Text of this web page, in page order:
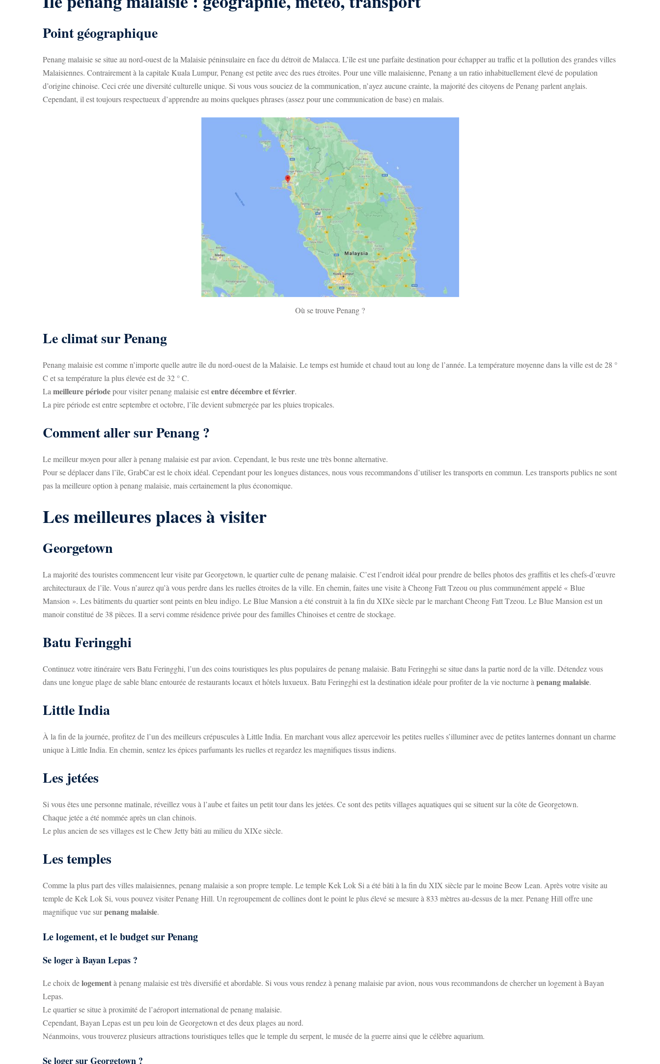
Point géographique
Penang malaisie se situe au nord-ouest de la Malaisie péninsulaire en face du détroit de Malacca. L’île est une parfaite destination pour échapper au traffic et la pollution des grandes villes
Malaisiennes. Contrairement à la capitale Kuala Lumpur, Penang est petite avec des rues étroites. Pour une ville malaisienne, Penang a un ratio inhabituellement élevé de population
d’origine chinoise. Ceci crée une diversité culturelle unique. Si vous vous souciez de la communication, n’ayez aucune crainte, la majorité des citoyens de Penang parlent anglais.
Cependant, il est toujours respectueux d’apprendre au moins quelques phrases (assez pour une communication de base) en malais.
Où se trouve Penang ?
Le climat sur Penang
Penang malaisie est comme n’importe quelle autre île du nord-ouest de la Malaisie. Le temps est humide et chaud tout au long de l’année. La température moyenne dans la ville est de 28 °
C et sa température la plus élevée est de 32 ° C.
La meilleure périodepour visiter penang malaisie estentre décembre et février.
La pire période est entre septembre et octobre, l’île devient submergée par les pluies tropicales.
Comment aller sur Penang ?
Le meilleur moyen pour aller à penang malaisie est par avion. Cependant, le bus reste une très bonne alternative.
Pour se déplacer dans l’île, GrabCar est le choix idéal. Cependant pour les longues distances, nous vous recommandons d’utiliser les transports en commun. Les transports publics ne sont
pas la meilleure option à penang malaisie, mais certainement la plus économique.
Les meilleures places à visiter
Georgetown
La majorité des touristes commencent leur visite par Georgetown, le quartier culte de penang malaisie. C’est l’endroit idéal pour prendre de belles photos des graffitis et les chefs-d’œuvre
architecturaux de l’île. Vous n’aurez qu’à vous perdre dans les ruelles étroites de la ville. En chemin, faites une visite à Cheong Fatt Tzeou ou plus communément appelé « Blue
Mansion ». Les bâtiments du quartier sont peints en bleu indigo. Le Blue Mansion a été construit à la fin du XIXe siècle par le marchant Cheong Fatt Tzeou. Le Blue Mansion est un
manoir constitué de 38 pièces. Il a servi comme résidence privée pour des familles Chinoises et centre de stockage.
Batu Feringghi
Continuez votre itinéraire vers Batu Feringghi, l’un des coins touristiques les plus populaires de penang malaisie. Batu Feringghi se situe dans la partie nord de la ville. Détendez vous
dans une longue plage de sable blanc entourée de restaurants locaux et hôtels luxueux. Batu Feringghi est la destination idéale pour profiter de la vie nocturne à penang malaisie.
Little India
À la fin de la journée, profitez de l’un des meilleurs crépuscules à Little India. En marchant vous allez apercevoir les petites ruelles s’illuminer avec de petites lanternes donnant un charme
unique à Little India. En chemin, sentez les épices parfumants les ruelles et regardez les magnifiques tissus indiens.
Les jetées
Si vous êtes une personne matinale, réveillez vous à l’aube et faites un petit tour dans les jetées. Ce sont des petits villages aquatiques qui se situent sur la côte de Georgetown.
Chaque jetée a été nommée après un clan chinois.
Le plus ancien de ses villages est le Chew Jetty bâti au milieu du XIXe siècle.
Les temples
Comme la plus part des villes malaisiennes, penang malaisie a son propre temple. Le temple Kek Lok Si a été bâti à la fin du XIX siècle par le moine Beow Lean. Après votre visite au
temple de Kek Lok Si, vous pouvez visiter Penang Hill. Un regroupement de collines dont le point le plus élevé se mesure à 833 mètres au-dessus de la mer. Penang Hill offre une
magnifique vue surpenang malaisie.
Le logement, et le budget sur Penang
Se loger à Bayan Lepas ?
Le choix delogementà penang malaisie est très diversifié et abordable. Si vous vous rendez à penang malaisie par avion, nous vous recommandons de chercher un logement à Bayan
Lepas.
Le quartier se situe à proximité de l’aéroport international de penang malaisie.
Cependant, Bayan Lepas est un peu loin de Georgetown et des deux plages au nord.
Néanmoins, vous trouverez plusieurs attractions touristiques telles que le temple du serpent, le musée de la guerre ainsi que le célèbre aquarium.
Se loger sur Georgetown ?